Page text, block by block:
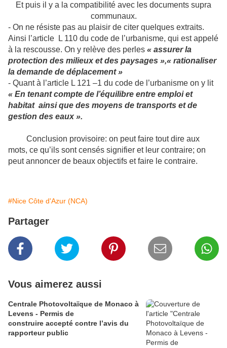
Et puis il y a la compatibilité avec les documents supra
communaux.
- On ne résiste pas au plaisir de citer quelques extraits.
Ainsi l’article L 110 du code de l’urbanisme, qui est appelé
à la rescousse. On y relève des perles « assurer la
protection des milieux et des paysages »,« rationaliser
la demande de déplacement »
- Quant à l’article L 121 –1 du code de l’urbanisme on y lit
« En tenant compte de l’équilibre entre emploi et
habitat ainsi que des moyens de transports et de
gestion des eaux ».
Conclusion provisoire: on peut faire tout dire aux
mots, ce qu’ils sont censés signifier et leur contraire; on
peut annoncer de beaux objectifs et faire le contraire.
#Nice Côte d'Azur (NCA)
Partager
Vous aimerez aussi
Centrale Photovoltaïque de Monaco à
Levens - Permis de
construire accepté contre l’avis du
rapporteur public